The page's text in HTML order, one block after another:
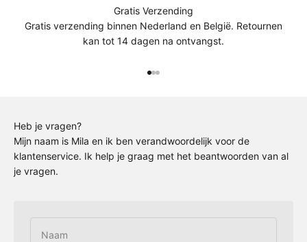
Gratis Verzending
Gratis verzending binnen Nederland en België. Retournen
kan tot 14 dagen na ontvangst.
Heb je vragen?
Mijn naam is Mila en ik ben verandwoordelijk voor de
klantenservice. Ik help je graag met het beantwoorden van al
je vragen.
Naam